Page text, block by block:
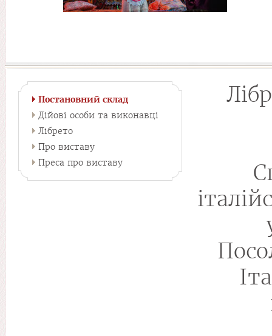
Постановний склад
Дійові особи та виконавці
Лібрето
Про виставу
Преса про виставу